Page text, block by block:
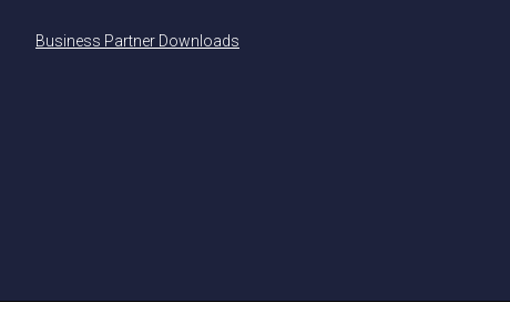
Business Partner Downloads